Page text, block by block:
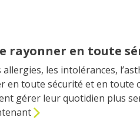
rayonner en toute
les intolérances,
toute sécurité et en toute
gérer leur quotidien plus